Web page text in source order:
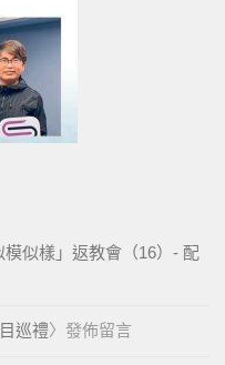
似樣」返教會（16）- 配
巡禮〉發佈留言